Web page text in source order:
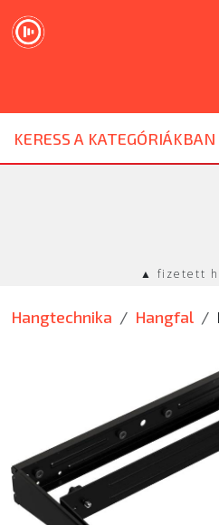
KERESS A KATEGÓRIÁKBAN
DJ ESZKÖZ
HANGTECHNIKA
EGYÉB
ÚJ TERMÉKEK
▲ fizetett
Hangtechnika Hangfal